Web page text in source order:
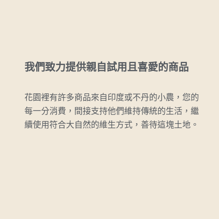
我們致力提供親自試用且喜愛的商品
花園裡有許多商品來自印度或不丹的小農，您的
每一分消費，間接支持他們維持傳統的生活，繼
續使用符合大自然的維生方式，善待這塊土地。